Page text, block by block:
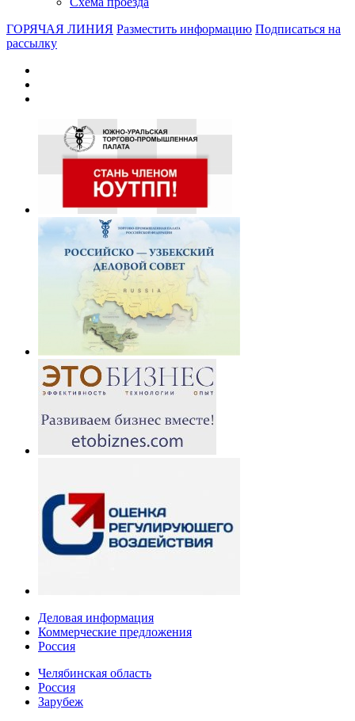
ГОРЯЧАЯ ЛИНИЯ Разместить информацию Подписаться на
рассылку
Деловая информация
Коммерческие предложения
Россия
Челябинская область
Россия
Зарубеж